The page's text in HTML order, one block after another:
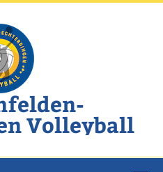
Volleyball